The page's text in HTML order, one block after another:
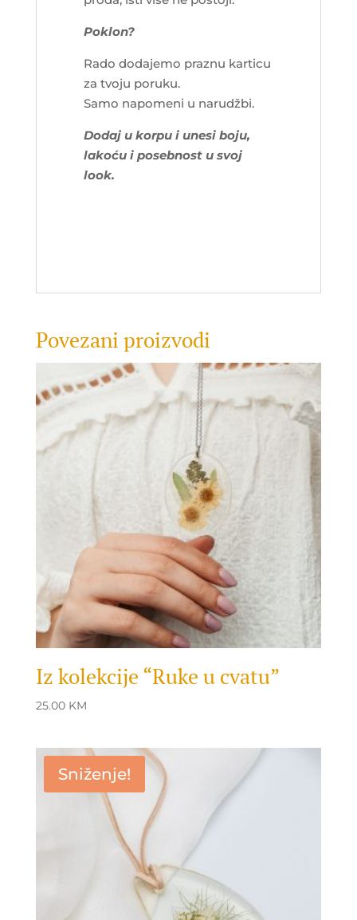
Poklon?
Rado dodajemo praznu karticu
za tvoju poruku.
Samo napomeni u narudžbi.
Dodaj u korpu i unesi boju,
lakoću i posebnost u svoj
look.
Povezani proizvodi
Iz kolekcije “Ruke u cvatu”
25.00 KM
Sniženje!